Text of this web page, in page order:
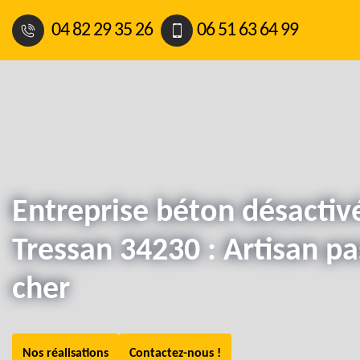
04 82 29 35 26 06 51 63 64 99
Entreprise béton
Tressan 34230 : Artisan
cher
Nos réalisations Contactez-nous !